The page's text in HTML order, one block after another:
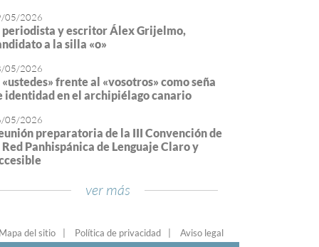
05/2026
periodista y escritor Álex Grijelmo,
a la silla «o»
05/2026
«ustedes» frente al «vosotros» como seña
identidad en el archipiélago canario
05/2026
preparatoria de la III Convención de
Red Panhispánica de Lenguaje Claro y
ver más
Mapa del sitio Política de privacidad Aviso legal